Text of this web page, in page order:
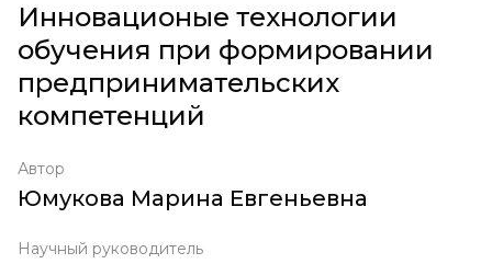
Инновационые технологии
обучения при формировании
предпринимательских
компетенций
Автор
Юмукова Марина Евгеньевна
Научный руководитель